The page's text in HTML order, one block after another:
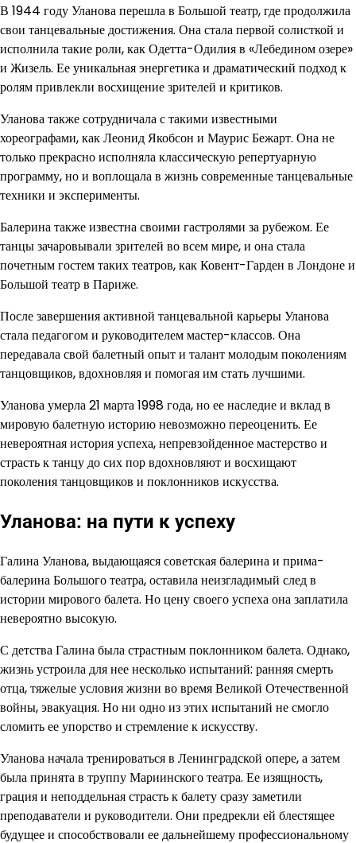
В 1944 году Уланова перешла в Большой театр, где продолжила
свои танцевальные достижения. Она стала первой солисткой и
исполнила такие роли, как Одетта-Одилия в «Лебедином озере»
и Жизель. Ее уникальная энергетика и драматический подход к
ролям привлекли восхищение зрителей и критиков.
Уланова также сотрудничала с такими известными
хореографами, как Леонид Якобсон и Маурис Бежарт. Она не
только прекрасно исполняла классическую репертуарную
программу, но и воплощала в жизнь современные танцевальные
техники и эксперименты.
Балерина также известна своими гастролями за рубежом. Ее
танцы зачаровывали зрителей во всем мире, и она стала
почетным гостем таких театров, как Ковент-Гарден в Лондоне и
Большой театр в Париже.
После завершения активной танцевальной карьеры Уланова
стала педагогом и руководителем мастер-классов. Она
передавала свой балетный опыт и талант молодым поколениям
танцовщиков, вдохновляя и помогая им стать лучшими.
Уланова умерла 21 марта 1998 года, но ее наследие и вклад в
мировую балетную историю невозможно переоценить. Ее
невероятная история успеха, непревзойденное мастерство и
страсть к танцу до сих пор вдохновляют и восхищают
поколения танцовщиков и поклонников искусства.
Уланова: на пути к успеху
Галина Уланова, выдающаяся советская балерина и прима-
балерина Большого театра, оставила неизгладимый след в
истории мирового балета. Но цену своего успеха она заплатила
невероятно высокую.
С детства Галина была страстным поклонником балета. Однако,
жизнь устроила для нее несколько испытаний: ранняя смерть
отца, тяжелые условия жизни во время Великой Отечественной
войны, эвакуация. Но ни одно из этих испытаний не смогло
сломить ее упорство и стремление к искусству.
Уланова начала тренироваться в Ленинградской опере, а затем
была принята в труппу Мариинского театра. Ее изящность,
грация и неподдельная страсть к балету сразу заметили
преподаватели и руководители. Они предрекли ей блестящее
будущее и способствовали ее дальнейшему профессиональному